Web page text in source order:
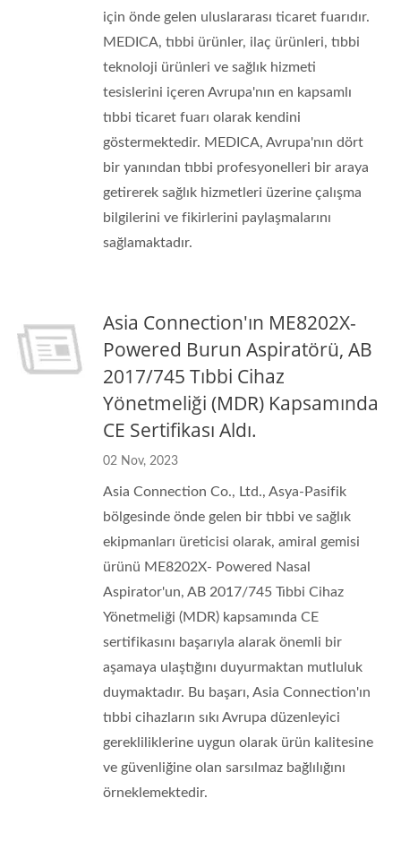
için önde gelen uluslararası ticaret fuarıdır.
MEDICA, tıbbi ürünler, ilaç ürünleri, tıbbi
teknoloji ürünleri ve sağlık hizmeti
tesislerini içeren Avrupa'nın en kapsamlı
tıbbi ticaret fuarı olarak kendini
göstermektedir. MEDICA, Avrupa'nın dört
bir yanından tıbbi profesyonelleri bir araya
getirerek sağlık hizmetleri üzerine çalışma
bilgilerini ve fikirlerini paylaşmalarını
sağlamaktadır.
Asia Connection'ın ME8202X-
Powered Burun Aspiratörü, AB
2017/745 Tıbbi Cihaz
Yönetmeliği (MDR) Kapsamında
CE Sertifikası Aldı.
02 Nov, 2023
Asia Connection Co., Ltd., Asya-Pasifik
bölgesinde önde gelen bir tıbbi ve sağlık
ekipmanları üreticisi olarak, amiral gemisi
ürünü ME8202X- Powered Nasal
Aspirator'un, AB 2017/745 Tıbbi Cihaz
Yönetmeliği (MDR) kapsamında CE
sertifikasını başarıyla alarak önemli bir
aşamaya ulaştığını duyurmaktan mutluluk
duymaktadır. Bu başarı, Asia Connection'ın
tıbbi cihazların sıkı Avrupa düzenleyici
gerekliliklerine uygun olarak ürün kalitesine
ve güvenliğine olan sarsılmaz bağlılığını
örneklemektedir.